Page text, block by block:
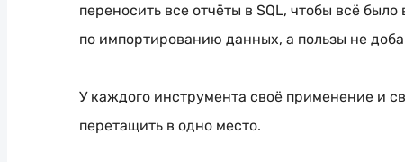
переносить все отчёты в SQL, чтобы всё
по импортированию данных, а пользы не
У каждого инструмента своё применение и
перетащить в одно место.